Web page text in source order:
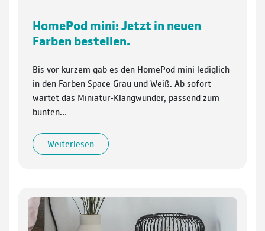
HomePod mini: Jetzt in neuen
Farben bestellen.
Bis vor kurzem gab es den HomePod mini lediglich
in den Farben Space Grau und Weiß. Ab sofort
wartet das Miniatur-Klangwunder, passend zum
bunten…
Weiterlesen